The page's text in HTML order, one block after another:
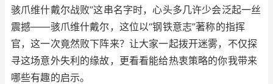
骇爪维什戴尔战败”这串名字时，心头多几许少会泛起一丝
震撼——骇爪维什戴尔，这位以“钢铁意志”著称的指挥
官，这一次竟然败下阵来？让大家一起拨开迷雾，不仅探
寻这场意外失利的缘故，更看看能给热衷策略的你我带来
哪些有趣的启示。